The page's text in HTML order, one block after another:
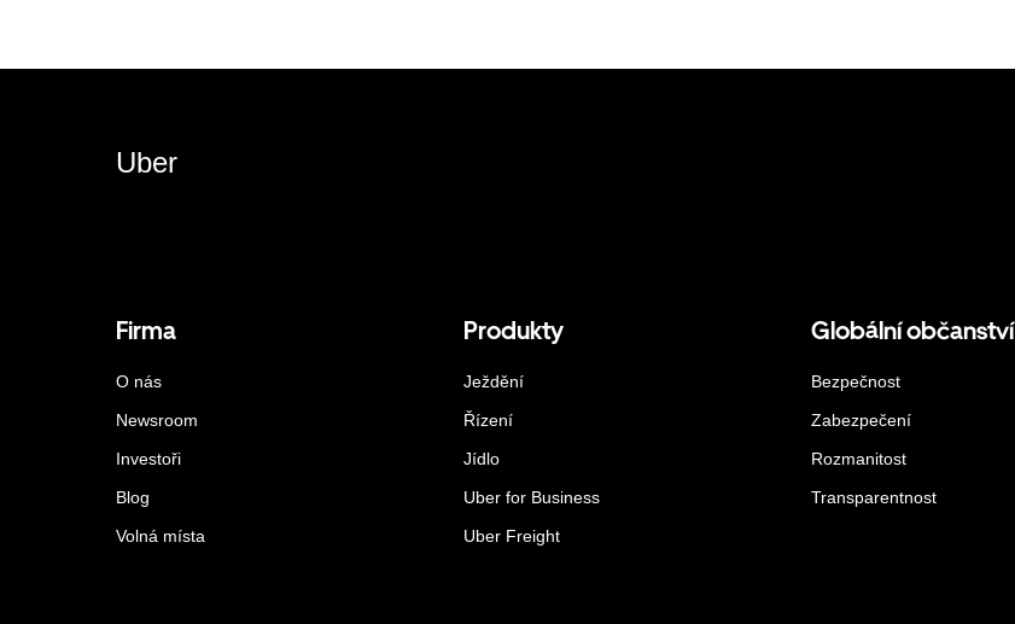
Uber
Firma
O nás
Newsroom
Investoři
Blog
Volná místa
Produkty
Ježdění
Řízení
Jídlo
Uber for Business
Uber Freight
Globální občanství
Bezpečnost
Zabezpečení
Rozmanitost
Transparentnost